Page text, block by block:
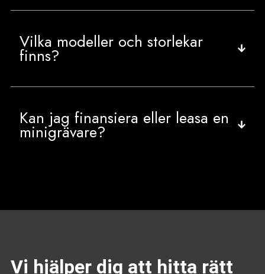
Vilka modeller och storlekar
finns?
Kan jag finansiera eller leasa en
minigrävare?
Vi hjälper dig att hitta rätt